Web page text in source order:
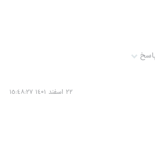
٢٢ اسفند ١٤۰١ ١٥:٤٨:٢٧